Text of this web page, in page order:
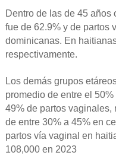
Dentro de las de 45 años
fue de 62.9% y de partos
dominicanas. En
respectivamente.
Los demás grupos
promedio de entre el
49% de partos vaginales,
de entre 30% a 45% en
partos vía vaginal en
108,000 en 2023